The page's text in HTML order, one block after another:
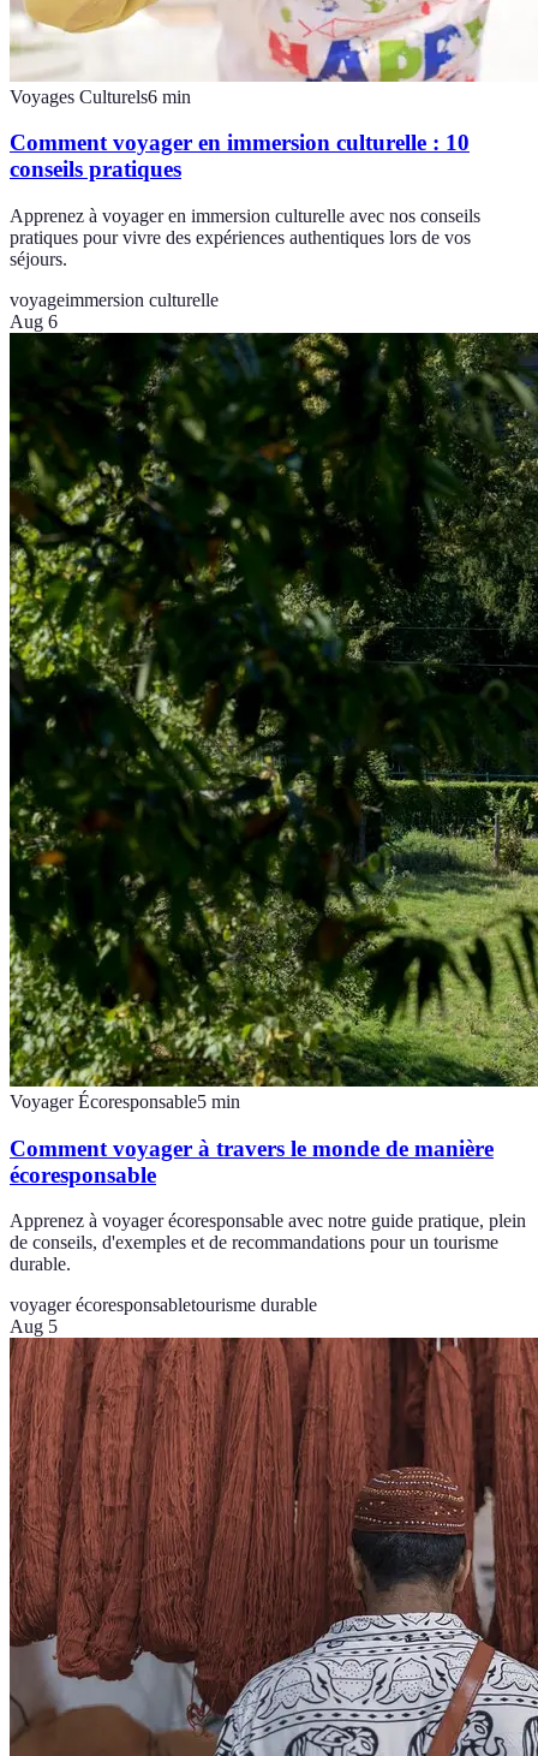
Voyages Culturels6 min
Comment voyager en immersion culturelle : 10
conseils pratiques
Apprenez à voyager en immersion culturelle avec nos conseils
pratiques pour vivre des expériences authentiques lors de vos
séjours.
voyageimmersion culturelle
Aug 6
Voyager Écoresponsable5 min
Comment voyager à travers le monde de manière
écoresponsable
Apprenez à voyager écoresponsable avec notre guide pratique, plein
de conseils, d'exemples et de recommandations pour un tourisme
durable.
voyager écoresponsabletourisme durable
Aug 5